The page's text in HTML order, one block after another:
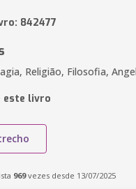
842477
Religião, Filosofia,
este livro
969vezes desde 13/07/2025